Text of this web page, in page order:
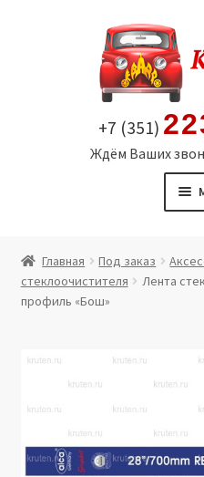
содержимому
+7 (351)
Ждём Ваших
Витрина
Политика в отношении
данных
Производители
Главная Под заказ
стеклоочистителя
Лента
профиль «Бош»